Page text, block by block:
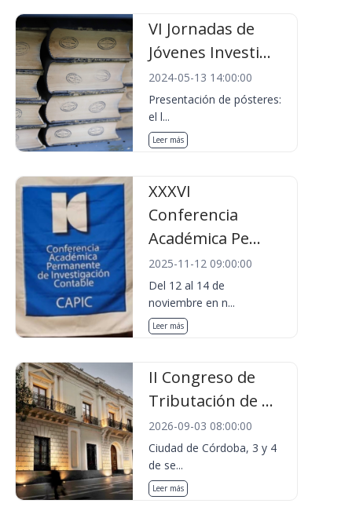
VI Jornadas de
Jóvenes Investi...
2024-05-13 14:00:00
Presentación de pósteres:
el l...
Leer más
XXXVI
Conferencia
Académica Pe...
2025-11-12 09:00:00
Del 12 al 14 de
noviembre en n...
Leer más
II Congreso de
Tributación de ...
2026-09-03 08:00:00
Ciudad de Córdoba, 3 y 4
de se...
Leer más